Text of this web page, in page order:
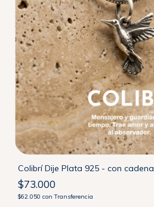
Colibrí Dije Plata 925 - con cadena
$73.000
$62.050con Transferencia